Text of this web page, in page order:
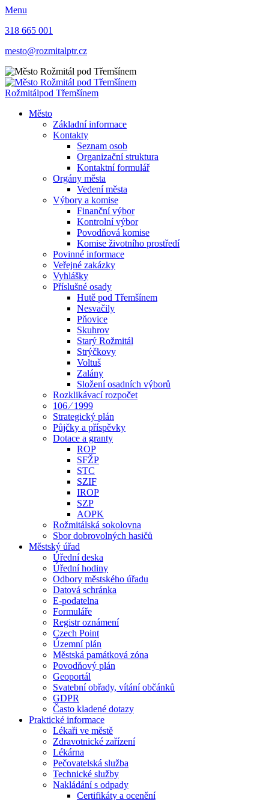
Menu
318 665 001
mesto@rozmitalptr.cz
Rožmitálpod Třemšínem
Město
Základní informace
Kontakty
Seznam osob
Organizační struktura
Kontaktní formulář
Orgány města
Vedení města
Výbory a komise
Finanční výbor
Kontrolní výbor
Povodňová komise
Komise životního prostředí
Povinné informace
Veřejné zakázky
Vyhlášky
Příslušné osady
Hutě pod Třemšínem
Nesvačily
Pňovice
Skuhrov
Starý Rožmitál
Strýčkovy
Voltuš
Zalány
Složení osadních výborů
Rozklikávací rozpočet
106 ⁄ 1999
Strategický plán
Půjčky a příspěvky
Dotace a granty
ROP
SFŽP
STC
SZIF
IROP
SZP
AOPK
Rožmitálská sokolovna
Sbor dobrovolných hasičů
Městský úřad
Úřední deska
Úřední hodiny
Odbory městského úřadu
Datová schránka
E-podatelna
Formuláře
Registr oznámení
Czech Point
Územní plán
Městská památková zóna
Povodňový plán
Geoportál
Svatební obřady, vítání občánků
GDPR
Často kladené dotazy
Praktické informace
Lékaři ve městě
Zdravotnické zařízení
Lékárna
Pečovatelská služba
Technické služby
Nakládání s odpady
Certifikáty a ocenění